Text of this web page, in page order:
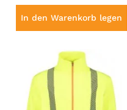
In den Warenkorb legen